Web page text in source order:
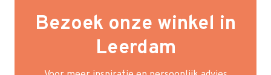
Bezoek onze winkel in
Leerdam